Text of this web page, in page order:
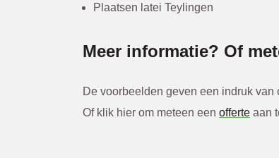
Plaatsen latei Teylingen
Meer informatie? Of
De voorbeelden geven een indruk
Of klik hier om meteen een offerte aan